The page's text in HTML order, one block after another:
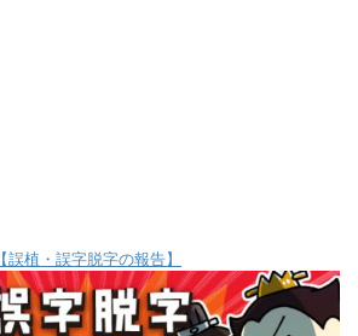
【誤植・誤字脱字の報告】